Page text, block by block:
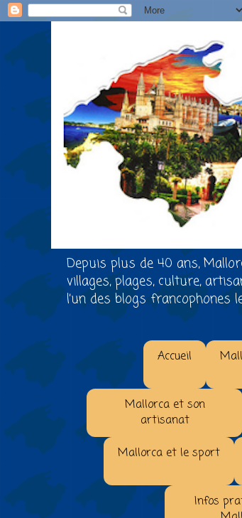
Depuis plus de 40 ans,
villages, plages, culture,
l’un des blogs francophones
Accueil
Mallorca et son
artisanat
Mallorca et le sport
Infos